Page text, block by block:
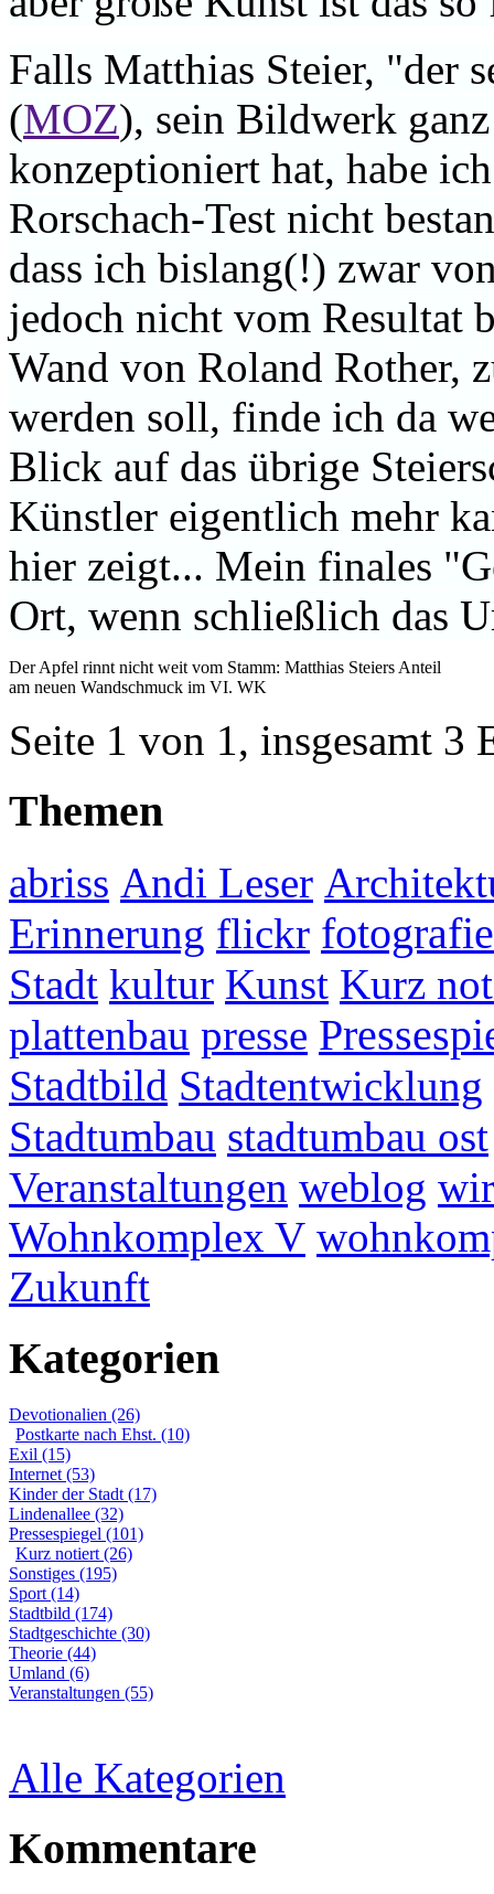
Falls Matthias Steier, "der
(MOZ), sein Bildwerk
konzeptioniert hat, habe
Rorschach-Test nicht
dass ich bislang(!) zwar
jedoch nicht vom Resultat
Wand von Roland Rother,
werden soll, finde ich da
Blick auf das übrige
Künstler eigentlich mehr
hier zeigt... Mein finales
Ort, wenn schließlich das
Der Apfel rinnt nicht weit vom Stamm: Matthias Steiers Anteil
am neuen Wandschmuck im VI. WK
Seite 1 von 1, insgesamt 3
Themen
abriss Andi Leser
Erinnerung flickr fotografie
Stadt kultur Kunst Kurz
plattenbau presse
Stadtbild Stadtentwicklung
Stadtumbau stadtumbau ost
Veranstaltungen weblog
Wohnkomplex V
Zukunft
Kategorien
Devotionalien (26)
Postkarte nach Ehst. (10)
Exil (15)
Internet (53)
Kinder der Stadt (17)
Lindenallee (32)
Pressespiegel (101)
Kurz notiert (26)
Sonstiges (195)
Sport (14)
Stadtbild (174)
Stadtgeschichte (30)
Theorie (44)
Umland (6)
Veranstaltungen (55)
Alle Kategorien
Kommentare